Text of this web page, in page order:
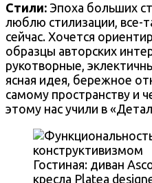
Стили: Эпоха больших
люблю стилизации, все-
сейчас. Хочется
образцы авторских
рукотворные,
ясная идея, бережное
самому пространству и
этому нас учили в
Гостиная: диван
кресла Platea